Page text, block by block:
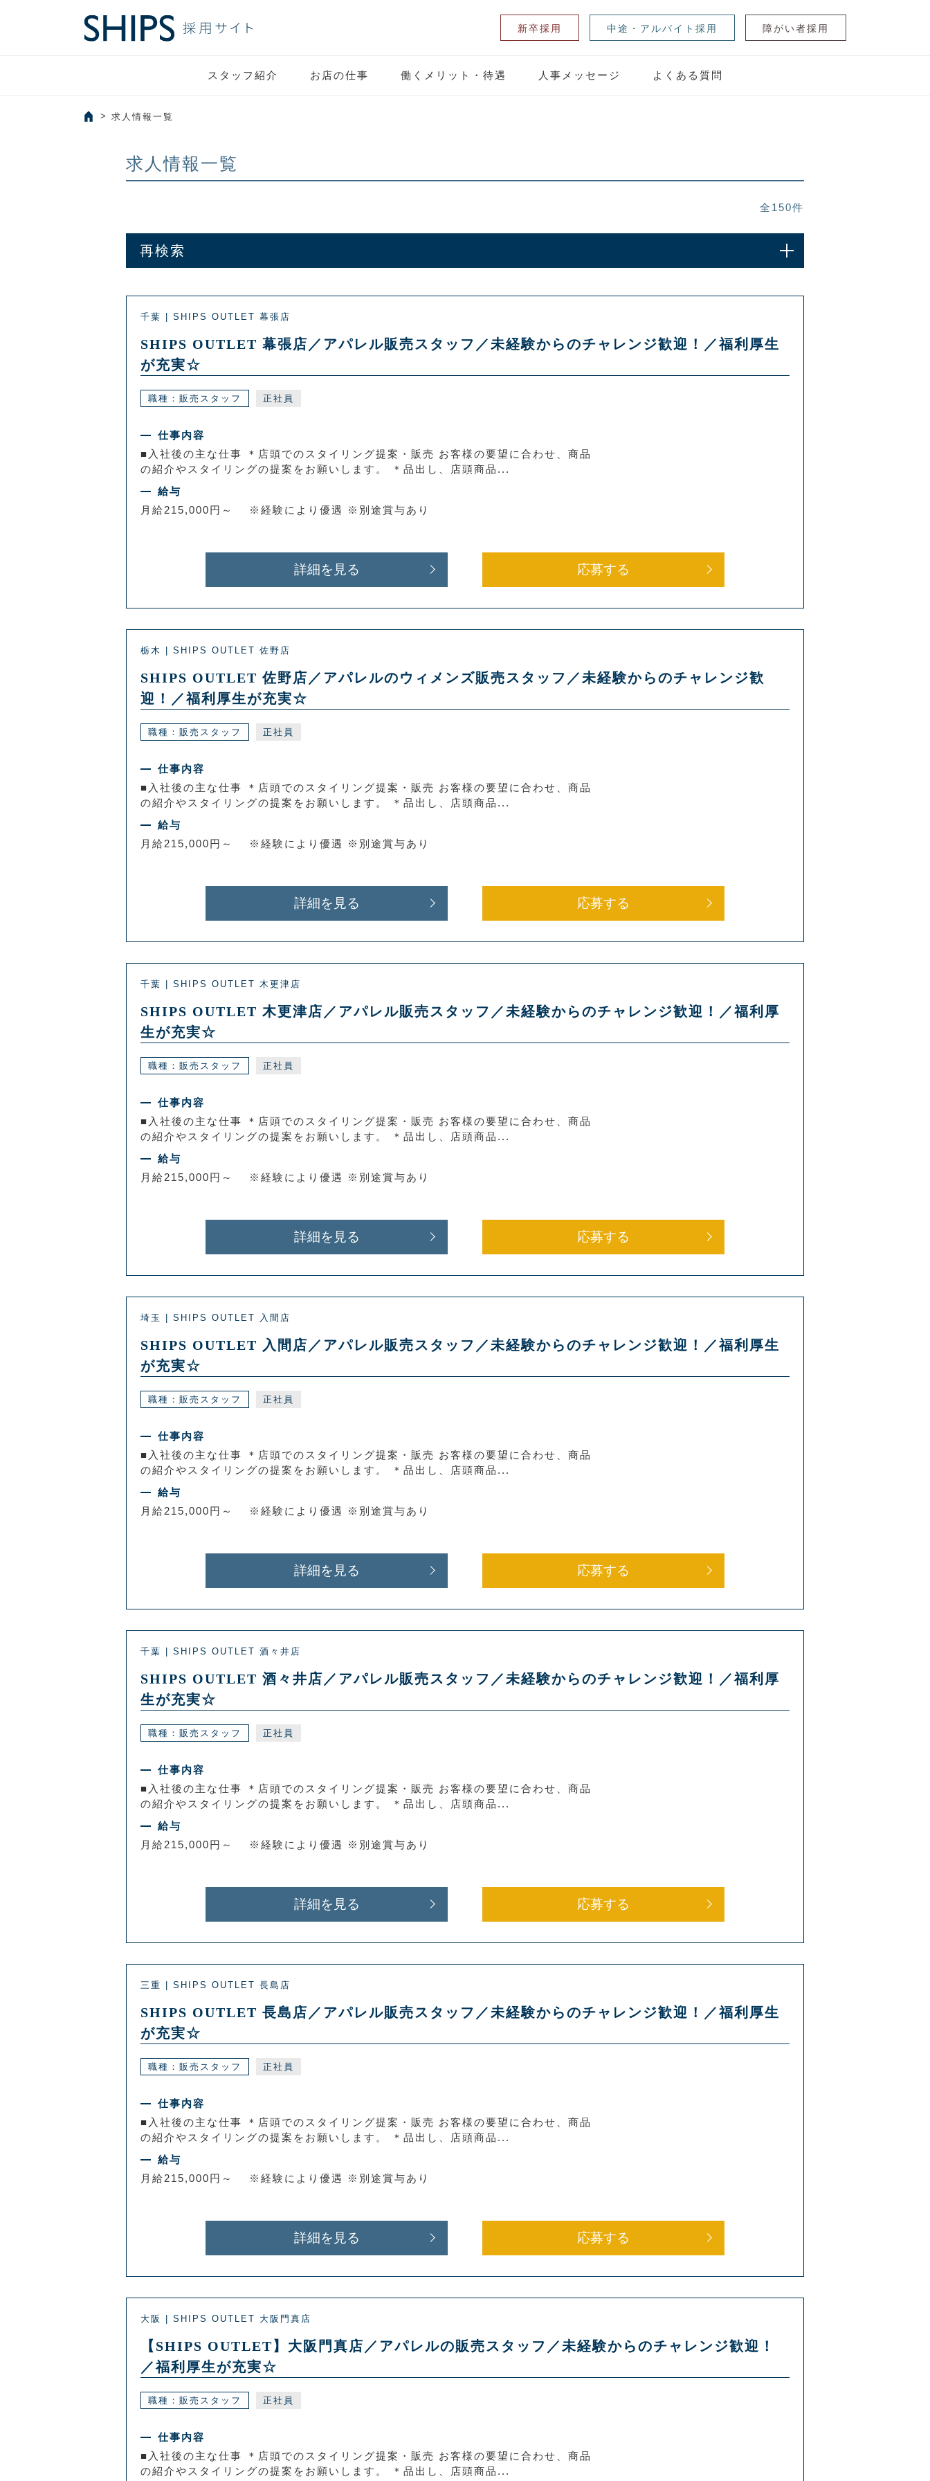
新卒採用 中途・アルバイト採用 障がい者採用
スタッフ紹介 お店の仕事 働くメリット・待遇 人事メッセージ よくある質問
求人情報一覧
求人情報一覧
全 150件
再検索
千葉 | SHIPS OUTLET 幕張店
SHIPS OUTLET 幕張店／アパレル販売スタッフ／未経験からのチャレンジ歓迎！／福利厚生
が充実☆
職種：販売スタッフ 正社員
仕事内容
■入社後の主な仕事 ＊店頭でのスタイリング提案・販売 お客様の要望に合わせ、商品
の紹介やスタイリングの提案をお願いします。 ＊品出し、店頭商品...
給与
月給215,000円～ ※経験により優遇 ※別途賞与あり
詳細を見る 応募する
栃木 | SHIPS OUTLET 佐野店
SHIPS OUTLET 佐野店／アパレルのウィメンズ販売スタッフ／未経験からのチャレンジ歓
迎！／福利厚生が充実☆
職種：販売スタッフ 正社員
仕事内容
■入社後の主な仕事 ＊店頭でのスタイリング提案・販売 お客様の要望に合わせ、商品
の紹介やスタイリングの提案をお願いします。 ＊品出し、店頭商品...
給与
月給215,000円～ ※経験により優遇 ※別途賞与あり
詳細を見る 応募する
千葉 | SHIPS OUTLET 木更津店
SHIPS OUTLET 木更津店／アパレル販売スタッフ／未経験からのチャレンジ歓迎！／福利厚
生が充実☆
職種：販売スタッフ 正社員
仕事内容
■入社後の主な仕事 ＊店頭でのスタイリング提案・販売 お客様の要望に合わせ、商品
の紹介やスタイリングの提案をお願いします。 ＊品出し、店頭商品...
給与
月給215,000円～ ※経験により優遇 ※別途賞与あり
詳細を見る 応募する
埼玉 | SHIPS OUTLET 入間店
SHIPS OUTLET 入間店／アパレル販売スタッフ／未経験からのチャレンジ歓迎！／福利厚生
が充実☆
職種：販売スタッフ 正社員
仕事内容
■入社後の主な仕事 ＊店頭でのスタイリング提案・販売 お客様の要望に合わせ、商品
の紹介やスタイリングの提案をお願いします。 ＊品出し、店頭商品...
給与
月給215,000円～ ※経験により優遇 ※別途賞与あり
詳細を見る 応募する
千葉 | SHIPS OUTLET 酒々井店
SHIPS OUTLET 酒々井店／アパレル販売スタッフ／未経験からのチャレンジ歓迎！／福利厚
生が充実☆
職種：販売スタッフ 正社員
仕事内容
■入社後の主な仕事 ＊店頭でのスタイリング提案・販売 お客様の要望に合わせ、商品
の紹介やスタイリングの提案をお願いします。 ＊品出し、店頭商品...
給与
月給215,000円～ ※経験により優遇 ※別途賞与あり
詳細を見る 応募する
三重 | SHIPS OUTLET 長島店
SHIPS OUTLET 長島店／アパレル販売スタッフ／未経験からのチャレンジ歓迎！／福利厚生
が充実☆
職種：販売スタッフ 正社員
仕事内容
■入社後の主な仕事 ＊店頭でのスタイリング提案・販売 お客様の要望に合わせ、商品
の紹介やスタイリングの提案をお願いします。 ＊品出し、店頭商品...
給与
月給215,000円～ ※経験により優遇 ※別途賞与あり
詳細を見る 応募する
大阪 | SHIPS OUTLET 大阪門真店
【SHIPS OUTLET】大阪門真店／アパレルの販売スタッフ／未経験からのチャレンジ歓迎！
／福利厚生が充実☆
職種：販売スタッフ 正社員
仕事内容
■入社後の主な仕事 ＊店頭でのスタイリング提案・販売 お客様の要望に合わせ、商品
の紹介やスタイリングの提案をお願いします。 ＊品出し、店頭商品...